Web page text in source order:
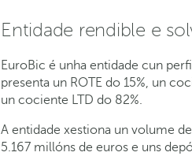
Entidade rendible e
EuroBic é unha entidade cun
presenta un ROTE do 15%, un
un cociente LTD do 82%.
A entidade xestiona un volume
5.167 millóns de euros e uns